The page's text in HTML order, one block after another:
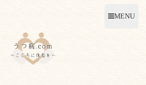
MENU